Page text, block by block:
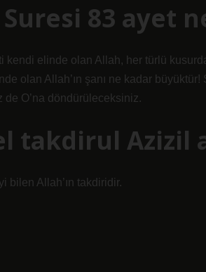
83 ayet
kendi elinde olan Allah, her türlü
olan Allah’ın şanı ne kadar
de O’na döndürüleceksiniz.
takdirul Azizil
bilen Allah’ın takdiridir.